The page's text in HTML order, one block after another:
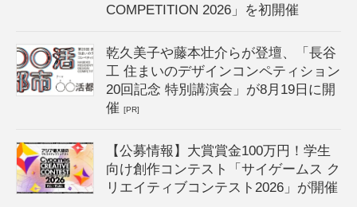
COMPETITION 2026」を初開催
乾久美子や藤本壮介らが登壇、「長谷
工 住まいのデザインコンペティション
20回記念 特別講演会」が8月19日に開
催[PR]
【公募情報】大賞賞金100万円！学生
向け創作コンテスト「サイゲームス ク
リエイティブコンテスト2026」が開催